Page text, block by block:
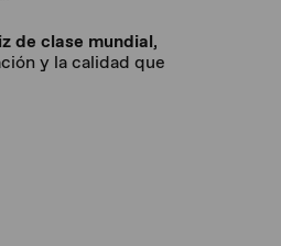
de clase mundial,
y la calidad que